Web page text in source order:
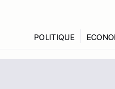
POLITIQUE